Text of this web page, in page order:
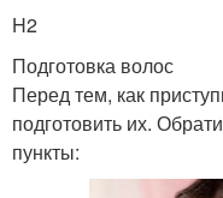
H2
Подготовка волос
Перед тем, как
подготовить их.
пункты: